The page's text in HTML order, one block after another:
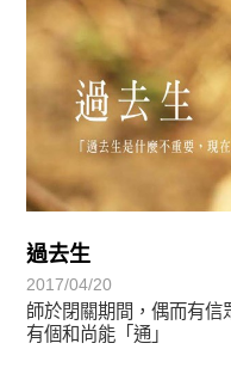
過去生
2017/04/20
師於閉關期間，偶而有
有個和尚能「通」